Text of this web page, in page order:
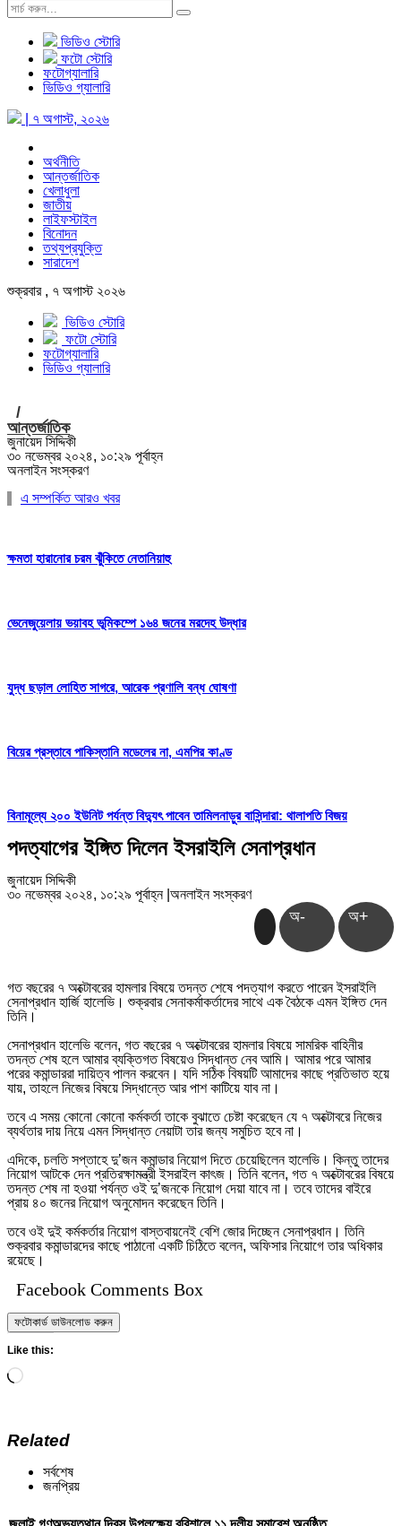
ভিডিও স্টোরি
ফটো স্টোরি
ফটোগ্যালারি
ভিডিও গ্যালারি
| ৭ অগাস্ট, ২০২৬
অর্থনীতি
আন্তর্জাতিক
খেলাধুলা
জাতীয়
লাইফস্টাইল
বিনোদন
তথ্যপ্রযুক্তি
সারাদেশ
শুক্রবার , ৭ অগাস্ট ২০২৬
ভিডিও স্টোরি
ফটো স্টোরি
ফটোগ্যালারি
ভিডিও গ্যালারি
/
আন্তর্জাতিক
জুনায়েদ সিদ্দিকী
৩০ নভেম্বর ২০২৪, ১০:২৯ পূর্বাহ্ন
অনলাইন সংস্করণ
এ সম্পর্কিত আরও খবর
ক্ষমতা হারানোর চরম ঝুঁকিতে নেতানিয়াহু
ভেনেজুয়েলায় ভয়াবহ ভূমিকম্পে ১৬৪ জনের মরদেহ উদ্ধার
যুদ্ধ ছড়াল লোহিত সাগরে, আরেক প্রণালি বন্ধ ঘোষণা
বিয়ের প্রস্তাবে পাকিস্তানি মডেলের না, এমপির কাণ্ড
বিনামূল্যে ২০০ ইউনিট পর্যন্ত বিদ্যুৎ পাবেন তামিলনাড়ুর বাসিন্দারা: থালাপতি বিজয়
পদত্যাগের ইঙ্গিত দিলেন ইসরাইলি সেনাপ্রধান
জুনায়েদ সিদ্দিকী
৩০ নভেম্বর ২০২৪, ১০:২৯ পূর্বাহ্ন অনলাইন সংস্করণ
অ- অ+
গত বছরের ৭ অক্টোবরের হামলার বিষয়ে তদন্ত শেষে পদত্যাগ করতে পারেন ইসরাইলি
সেনাপ্রধান হার্জি হালেভি। শুক্রবার সেনাকর্মাকর্তাদের সাথে এক বৈঠকে এমন ইঙ্গিত দেন
তিনি।
সেনাপ্রধান হালেভি বলেন, গত বছরের ৭ অক্টোবরের হামলার বিষয়ে সামরিক বাহিনীর
তদন্ত শেষ হলে আমার ব্যক্তিগত বিষয়েও সিদ্ধান্ত নেব আমি। আমার পরে আমার
পরের কমান্ডাররা দায়িত্ব পালন করবেন। যদি সঠিক বিষয়টি আমাদের কাছে প্রতিভাত হয়ে
যায়, তাহলে নিজের বিষয়ে সিদ্ধান্তে আর পাশ কাটিয়ে যাব না।
তবে এ সময় কোনো কোনো কর্মকর্তা তাকে বুঝাতে চেষ্টা করেছেন যে ৭ অক্টোবরে নিজের
ব্যর্থতার দায় নিয়ে এমন সিদ্ধান্ত নেয়াটা তার জন্য সমুচিত হবে না।
এদিকে, চলতি সপ্তাহে দু’জন কমান্ডার নিয়োগ দিতে চেয়েছিলেন হালেভি। কিন্তু তাদের
নিয়োগ আটকে দেন প্রতিরক্ষামন্ত্রী ইসরাইল কাৎজ। তিনি বলেন, গত ৭ অক্টোবরের বিষয়ে
তদন্ত শেষ না হওয়া পর্যন্ত ওই দু’জনকে নিয়োগ দেয়া যাবে না। তবে তাদের বাইরে
প্রায় ৪০ জনের নিয়োগ অনুমোদন করেছেন তিনি।
তবে ওই দুই কর্মকর্তার নিয়োগ বাস্তবায়নেই বেশি জোর দিচ্ছেন সেনাপ্রধান। তিনি
শুক্রবার কমান্ডারদের কাছে পাঠানো একটি চিঠিতে বলেন, অফিসার নিয়োগে তার অধিকার
রয়েছে।
Facebook Comments Box
ফটোকার্ড ডাউনলোড করুন
Like this:
Loading…
Related
সর্বশেষ
জনপ্রিয়